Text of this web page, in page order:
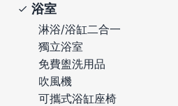
浴室
淋浴/浴缸二合一
獨立浴室
免費盥洗用品
吹風機
可攜式浴缸座椅